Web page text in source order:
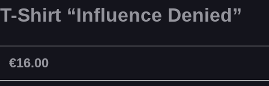
T-Shirt “Influence Denied”
€16.00